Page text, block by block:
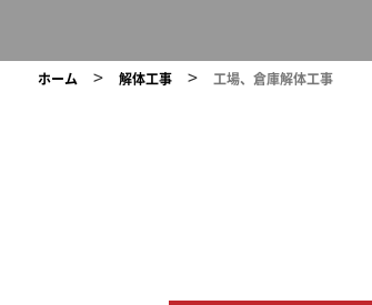
ホーム > 解体工事 > 工場、倉庫解体工事